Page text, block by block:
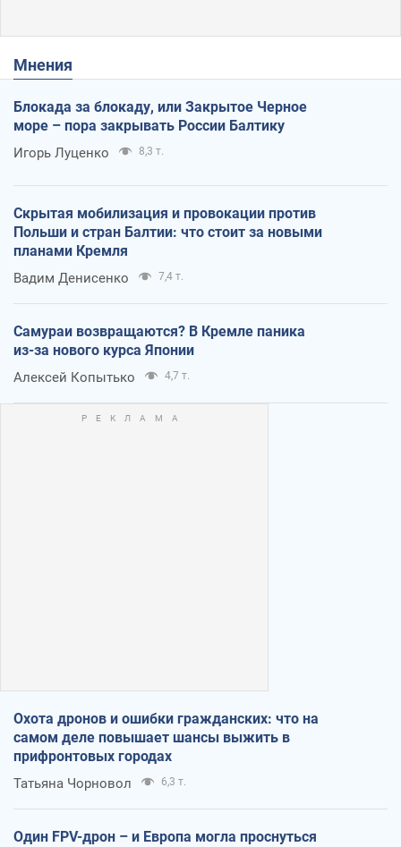
Мнения
Блокада за блокаду, или Закрытое Черное
море – пора закрывать России Балтику
Игорь Луценко 8,3 т.
Скрытая мобилизация и провокации против
Польши и стран Балтии: что стоит за новыми
планами Кремля
Вадим Денисенко 7,4 т.
Самураи возвращаются? В Кремле паника
из-за нового курса Японии
Алексей Копытько 4,7 т.
Охота дронов и ошибки гражданских: что на
самом деле повышает шансы выжить в
прифронтовых городах
Татьяна Чорновол 6,3 т.
Один FPV-дрон – и Европа могла проснуться